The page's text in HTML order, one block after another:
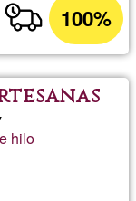
100%
hilo